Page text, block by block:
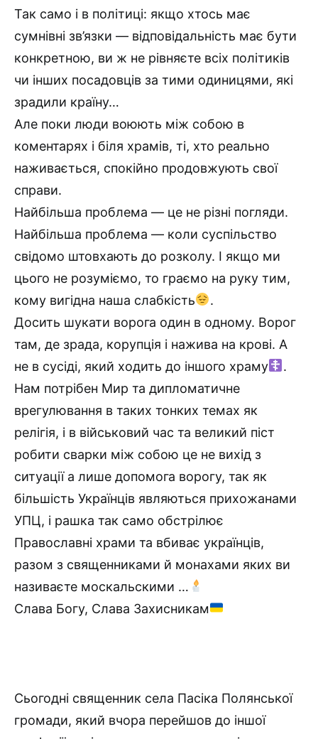
Так само і в політиці: якщо хтось має
сумнівні зв’язки — відповідальність має бути
конкретною, ви ж не рівняєте всіх політиків
чи інших посадовців за тими одиницями, які
зрадили країну…
Але поки люди воюють між собою в
коментарях і біля храмів, ті, хто реально
наживається, спокійно продовжують свої
справи.
Найбільша проблема — це не різні погляди.
Найбільша проблема — коли суспільство
свідомо штовхають до розколу. І якщо ми
цього не розуміємо, то граємо на руку тим,
кому вигідна наша слабкість
.
Досить шукати ворога один в одному. Ворог
там, де зрада, корупція і нажива на крові. А
не в сусіді, який ходить до іншого храму
.
Нам потрібен Мир та дипломатичне
врегулювання в таких тонких темах як
релігія, і в військовий час та великий піст
робити сварки між собою це не вихід з
ситуації а лише допомога ворогу, так як
більшість Українців являються прихожанами
УПЦ, і рашка так само обстрілює
Православні храми та вбиває українців,
разом з священниками й монахами яких ви
називаєте москальскими …
Слава Богу, Слава Захисникам
Сьогодні священник села Пасіка Полянської
громади, який вчора перейшов до іншої